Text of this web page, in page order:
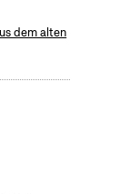
dem alten